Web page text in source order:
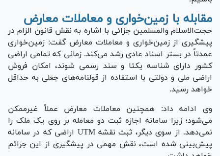
مقابله با زمین‌خواری و معاملات معارض
حجت‌الاسلام والمسلمین جزائی با اشاره به نقش قانون الزام در
پیشگیری از زمین‌خواری و معاملات معارض گفت: زمین‌خواری
عمدتاً در بستر اسناد عادی رشد می‌کند. زمانی که تمامی اراضی
کشور دارای شناسه یکتا و سند رسمی شوند، امکان فروش
اراضی ملی و دولتی با استفاده از قولنامه‌های جعلی به حداقل
خواهد رسید.
وی ادامه داد: همچنین معاملات معارض عملاً غیرممکن
می‌شود؛ زیرا سامانه اجازه ثبت دو معامله بر روی یک ملک را
نمی‌دهد. از سوی دیگر، ثبت نقشه UTM اراضی که در سامانه
پیش‌بینی شده است، نقش مهمی در پیشگیری از این جرائم